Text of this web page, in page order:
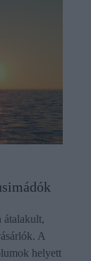
átalakult,
A
helyett